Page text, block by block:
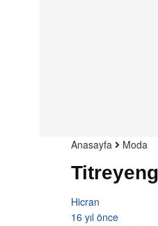
Anasayfa Moda
Hicran
16 yıl önce